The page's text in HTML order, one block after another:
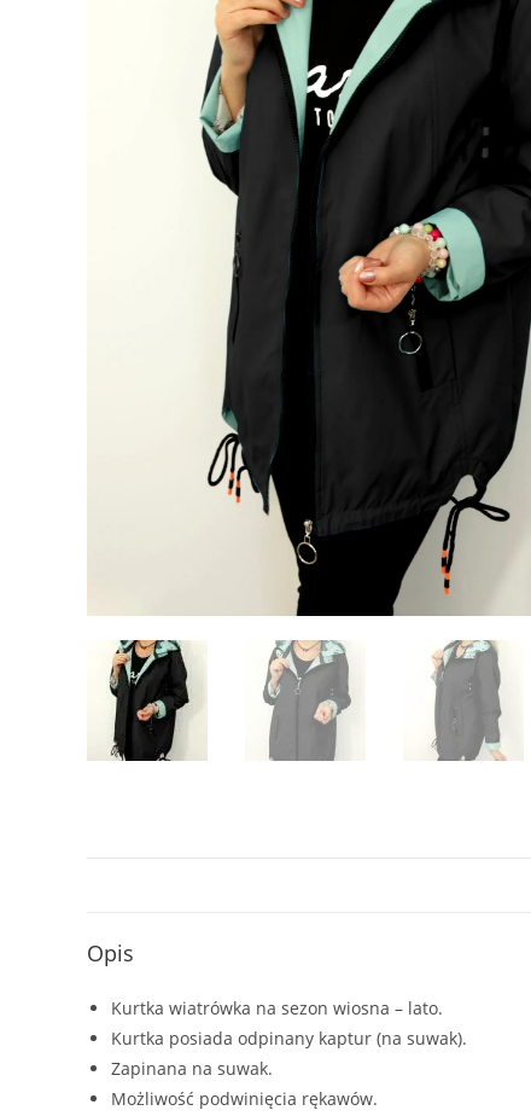
Opis
Kurtka wiatrówka na sezon wiosna – lato.
Kurtka posiada odpinany kaptur (na suwak).
Zapinana na suwak.
Możliwość podwinięcia rękawów.